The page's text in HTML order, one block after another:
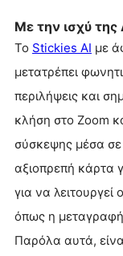
Με την ισχύ της
Το Stickies AI με
μετατρέπει
περιλήψεις και
κλήση στο Zoom
σύσκεψης μέσα σε
αξιοπρεπή κάρτα
για να λειτουργεί
όπως η
Παρόλα αυτά,